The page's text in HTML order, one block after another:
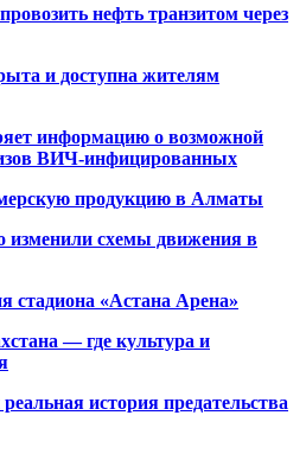
нефть транзитом через
и доступна жителям
информацию о возможной
ВИЧ-инфицированных
продукцию в Алматы
изменили схемы движения в
стадиона «Астана Арена»
— где культура и
история предательства